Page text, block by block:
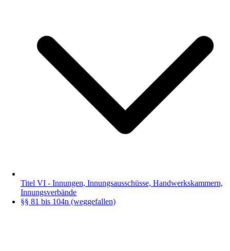
Titel VI - Innungen, Innungsausschüsse, Handwerkskammern,
Innungsverbände
§§ 81 bis 104n (weggefallen)